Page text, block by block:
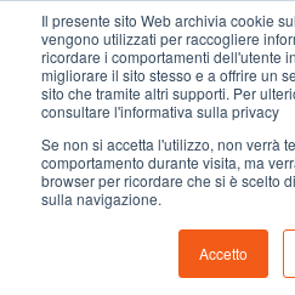
Il presente sito Web archivia cookie
vengono utilizzati per raccogliere
ricordare i comportamenti dell'utente
migliorare il sito stesso e a offrire un
sito che tramite altri supporti. Per
consultare l'informativa sulla privacy
Se non si accetta l'utilizzo, non verrà
comportamento durante visita, ma
browser per ricordare che si è scelto
sulla navigazione.
Accetto
ARANCIATA